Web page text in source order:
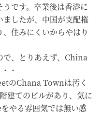
です。卒業後は香港に
したが、中国が支配権
住みにくいからやはり
で、とりあえず、China
・
のChana Townは汚く
建てのビルがあり、気に
やる雰囲気では無い感